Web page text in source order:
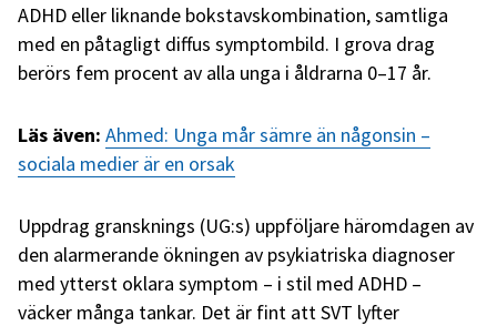
ADHD eller liknande bokstavskombination,samtliga
med en påtagligt diffus symptombild. I grova drag
berörs fem procent av alla unga i åldrarna 0–17 år.
Läs även: Ahmed: Unga mår sämre än någonsin –
sociala medier är en orsak
Uppdrag gransknings (UG:s) uppföljare häromdagen av
den alarmerande ökningen av psykiatriska diagnoser
med ytterst oklara symptom – i stil med ADHD –
väcker många tankar. Det är fint att SVT lyfter